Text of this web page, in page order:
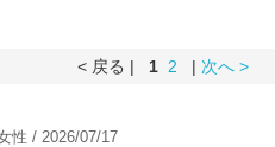
< 戻る | 1 2 | 次へ >
性 / 2026/07/17